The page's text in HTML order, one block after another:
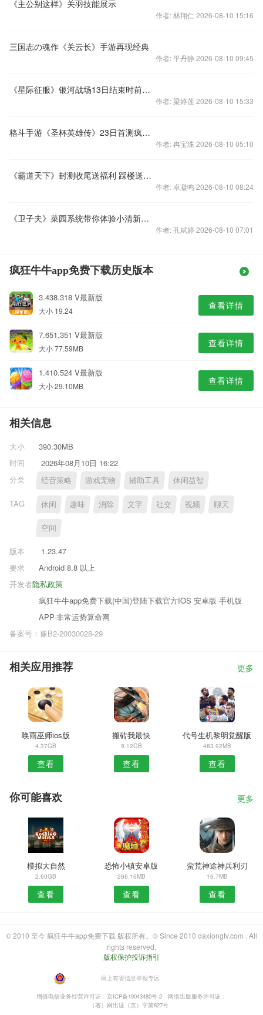
《主公别这样》关羽技能展示
作者: 林翔仁 2026-08-10 15:16
三国志の魂作《关云长》手游再现经典
作者: 平丹静 2026-08-10 09:45
《星际征服》银河战场13日结束时前十名单
作者: 梁婷莲 2026-08-10 15:33
格斗手游《圣杯英雄传》23日首测疯狂送话费
作者: 冉宝珠 2026-08-10 05:10
《霸道天下》封测收尾送福利 踩楼送京东卡拿周边
作者: 卓凝鸣 2026-08-10 08:24
《卫子夫》菜园系统带你体验小清新山间生活
作者: 孔斌婷 2026-08-10 07:01
疯狂牛牛app免费下载历史版本
3.438.318 V最新版
大小 19.24 查看详情
7.651.351 V最新版
大小 77.59MB 查看详情
1.410.524 V最新版
大小 29.10MB 查看详情
相关信息
大小
390.30MB
时间
2026年08月10日 16:22
分类
经营策略 游戏宠物 辅助工具 休闲益智
TAG 休闲 趣味 消除 文字 社交 视频 聊天
空间
版本
1.23.47
要求
Android 8.8 以上
隐私政策
开发者
疯狂牛牛app免费下载(中国)登陆下载官方IOS 安卓版 手机版
APP-非常运势算命网
备案号：豫B2-20030028-29
相关应用推荐 更多
唤雨巫师ios版
4.37GB
查看
搬砖我最快
9.12GB
查看
代号生机黎明觉醒版
483.92MB
查看
你可能喜欢 更多
模拟大自然
2.60GB
查看
恐怖小镇安卓版
266.16MB
查看
蛮荒神途神兵利刃
16.7MB
查看
© 2010 至今 疯狂牛牛app免费下载 版权所有。© Since 2010 daxiongtv.com . All
rights reserved.
版权保护投诉指引
・ 网上有害信息举报专区
增值电信业务经营许可证：京ICP备19043480号-2
网络出版服务许可证：
（署）网出证（京）字第827号